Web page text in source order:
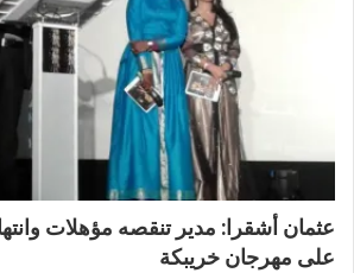
عثمان أشقرا: مدير تنقصه مؤهلات
على مهرجان خريبكة